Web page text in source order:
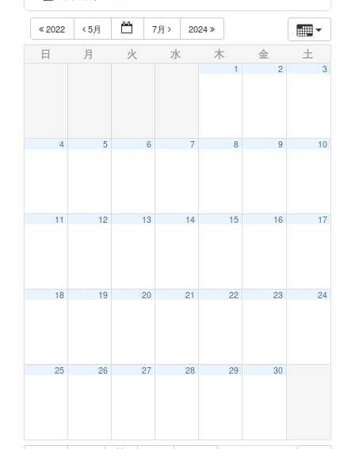
2022 5月 7月 2024
日 月 火 水 木 金 土
1 2 3
4 5 6 7 8 9 10
11 12 13 14 15 16 17
18 19 20 21 22 23 24
25 26 27 28 29 30
2:00 AM